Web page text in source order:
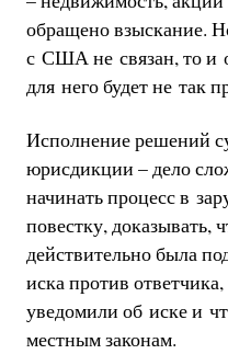
обращено взыскание.
с США не связан, то и
для него будет не так
Исполнение решений
юрисдикции – дело
начинать процесс в
повестку, доказывать,
действительно была
иска против
уведомили об иске и
местным законам.